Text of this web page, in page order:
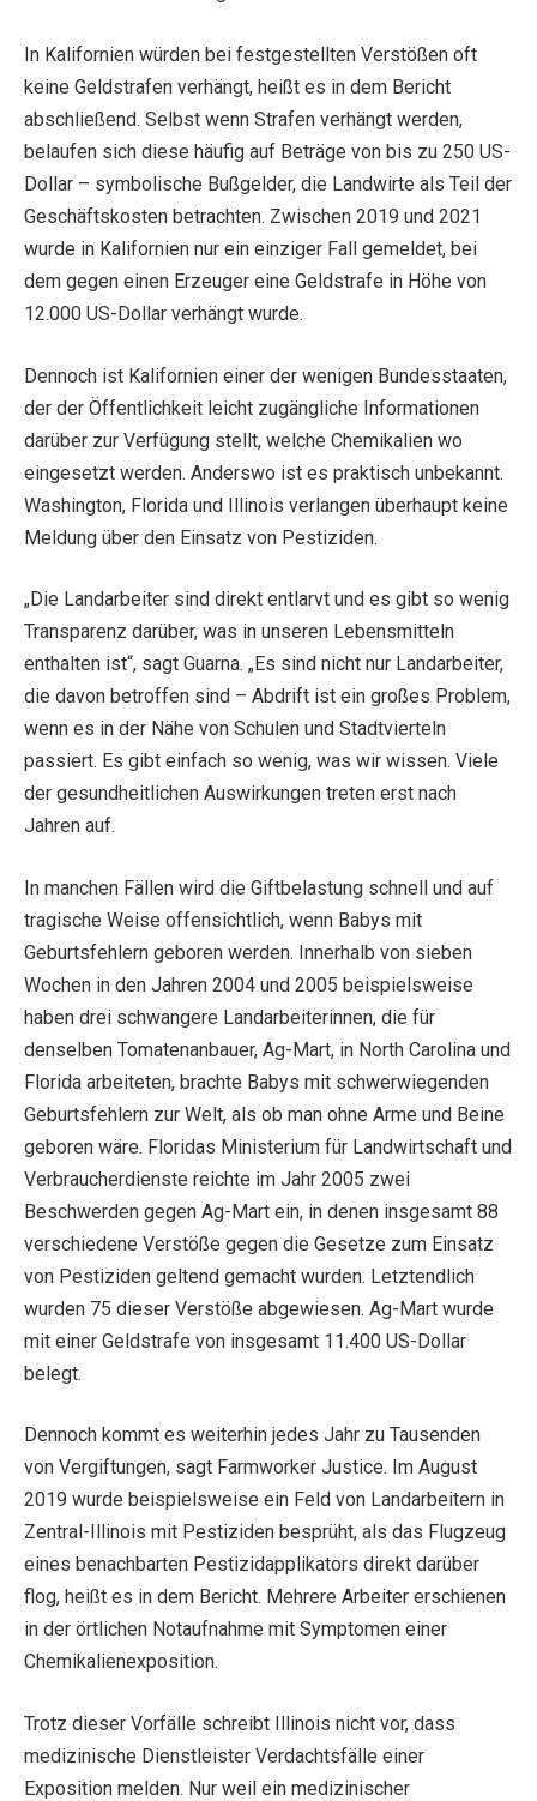
In Kalifornien würden bei festgestellten Verstößen oft
keine Geldstrafen verhängt, heißt es in dem Bericht
abschließend. Selbst wenn Strafen verhängt werden,
belaufen sich diese häufig auf Beträge von bis zu 250 US-
Dollar – symbolische Bußgelder, die Landwirte als Teil der
Geschäftskosten betrachten. Zwischen 2019 und 2021
wurde in Kalifornien nur ein einziger Fall gemeldet, bei
dem gegen einen Erzeuger eine Geldstrafe in Höhe von
12.000 US-Dollar verhängt wurde.
Dennoch ist Kalifornien einer der wenigen Bundesstaaten,
der der Öffentlichkeit leicht zugängliche Informationen
darüber zur Verfügung stellt, welche Chemikalien wo
eingesetzt werden. Anderswo ist es praktisch unbekannt.
Washington, Florida und Illinois verlangen überhaupt keine
Meldung über den Einsatz von Pestiziden.
„Die Landarbeiter sind direkt entlarvt und es gibt so wenig
Transparenz darüber, was in unseren Lebensmitteln
enthalten ist“, sagt Guarna. „Es sind nicht nur Landarbeiter,
die davon betroffen sind – Abdrift ist ein großes Problem,
wenn es in der Nähe von Schulen und Stadtvierteln
passiert. Es gibt einfach so wenig, was wir wissen. Viele
der gesundheitlichen Auswirkungen treten erst nach
Jahren auf.
In manchen Fällen wird die Giftbelastung schnell und auf
tragische Weise offensichtlich, wenn Babys mit
Geburtsfehlern geboren werden. Innerhalb von sieben
Wochen in den Jahren 2004 und 2005 beispielsweise
haben drei schwangere Landarbeiterinnen, die für
denselben Tomatenanbauer, Ag-Mart, in North Carolina und
Florida arbeiteten, brachte Babys mit schwerwiegenden
Geburtsfehlern zur Welt, als ob man ohne Arme und Beine
geboren wäre. Floridas Ministerium für Landwirtschaft und
Verbraucherdienste reichte im Jahr 2005 zwei
Beschwerden gegen Ag-Mart ein, in denen insgesamt 88
verschiedene Verstöße gegen die Gesetze zum Einsatz
von Pestiziden geltend gemacht wurden. Letztendlich
wurden 75 dieser Verstöße abgewiesen. Ag-Mart wurde
mit einer Geldstrafe von insgesamt 11.400 US-Dollar
belegt.
Dennoch kommt es weiterhin jedes Jahr zu Tausenden
von Vergiftungen, sagt Farmworker Justice. Im August
2019 wurde beispielsweise ein Feld von Landarbeitern in
Zentral-Illinois mit Pestiziden besprüht, als das Flugzeug
eines benachbarten Pestizidapplikators direkt darüber
flog, heißt es in dem Bericht. Mehrere Arbeiter erschienen
in der örtlichen Notaufnahme mit Symptomen einer
Chemikalienexposition.
Trotz dieser Vorfälle schreibt Illinois nicht vor, dass
medizinische Dienstleister Verdachtsfälle einer
Exposition melden. Nur weil ein medizinischer